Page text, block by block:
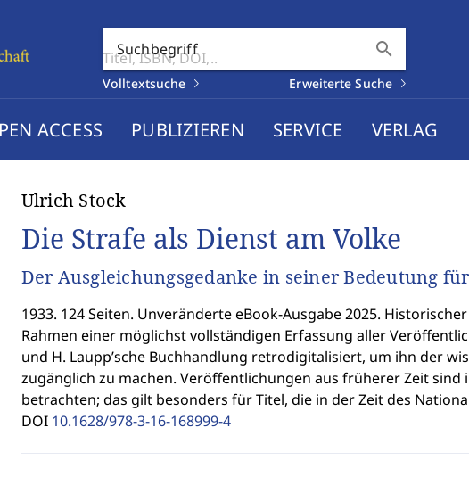
Suchbegriff search
Volltextsuche Erweiterte Suche
ACCESS PUBLIZIEREN SERVICE VERLAG
Ulrich Stock
Die Strafe als Dienst am Volke
Der Ausgleichungsgedanke in seiner Bedeutung
1933. 124 Seiten. Unveränderte eBook-Ausgabe 2025.
Rahmen einer möglichst vollständigen Erfassung aller
und H. Laupp’sche Buchhandlung retrodigitalisiert, um ihn der
zugänglich zu machen. Veröffentlichungen aus früherer Zeit
betrachten; das gilt besonders für Titel, die in der Zeit des
DOI 10.1628/978-3-16-168999-4